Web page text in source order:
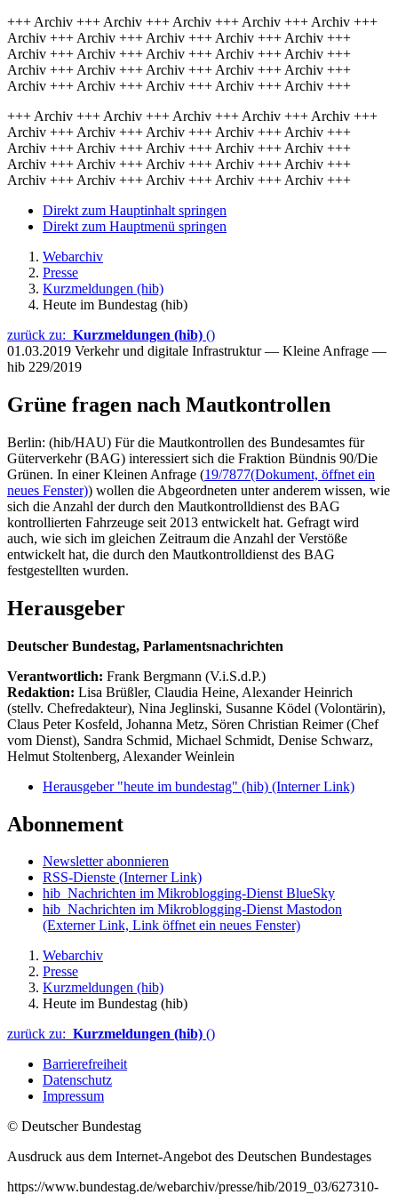
+++ Archiv +++ Archiv +++ Archiv +++ Archiv +++ Archiv +++
Archiv +++ Archiv +++ Archiv +++ Archiv +++ Archiv +++
Archiv +++ Archiv +++ Archiv +++ Archiv +++ Archiv +++
Archiv +++ Archiv +++ Archiv +++ Archiv +++ Archiv +++
Archiv +++ Archiv +++ Archiv +++ Archiv +++ Archiv +++
+++ Archiv +++ Archiv +++ Archiv +++ Archiv +++ Archiv +++
Archiv +++ Archiv +++ Archiv +++ Archiv +++ Archiv +++
Archiv +++ Archiv +++ Archiv +++ Archiv +++ Archiv +++
Archiv +++ Archiv +++ Archiv +++ Archiv +++ Archiv +++
Archiv +++ Archiv +++ Archiv +++ Archiv +++ Archiv +++
Direkt zum Hauptinhalt springen
Direkt zum Hauptmenü springen
Webarchiv
Presse
Kurzmeldungen (hib)
Heute im Bundestag (hib)
zurück zu: Kurzmeldungen (hib) ()
01.03.2019 Verkehr und digitale Infrastruktur — Kleine Anfrage —
hib 229/2019
Grüne fragen nach Mautkontrollen
Berlin: (hib/HAU) Für die Mautkontrollen des Bundesamtes für
Güterverkehr (BAG) interessiert sich die Fraktion Bündnis 90/Die
Grünen. In einer Kleinen Anfrage (19/7877(Dokument, öffnet ein
neues Fenster)) wollen die Abgeordneten unter anderem wissen, wie
sich die Anzahl der durch den Mautkontrolldienst des BAG
kontrollierten Fahrzeuge seit 2013 entwickelt hat. Gefragt wird
auch, wie sich im gleichen Zeitraum die Anzahl der Verstöße
entwickelt hat, die durch den Mautkontrolldienst des BAG
festgestellten wurden.
Herausgeber
Deutscher Bundestag, Parlamentsnachrichten
Verantwortlich: Frank Bergmann (V.i.S.d.P.)
Redaktion: Lisa Brüßler, Claudia Heine, Alexander Heinrich
(stellv. Chefredakteur), Nina Jeglinski, Susanne Ködel (Volontärin),
Claus Peter Kosfeld, Johanna Metz, Sören Christian Reimer (Chef
vom Dienst), Sandra Schmid, Michael Schmidt, Denise Schwarz,
Helmut Stoltenberg, Alexander Weinlein
Herausgeber "heute im bundestag" (hib) (Interner Link)
Abonnement
Newsletter abonnieren
RSS-Dienste (Interner Link)
hib_Nachrichten im Mikroblogging-Dienst BlueSky
hib_Nachrichten im Mikroblogging-Dienst Mastodon
(Externer Link, Link öffnet ein neues Fenster)
Webarchiv
Presse
Kurzmeldungen (hib)
Heute im Bundestag (hib)
zurück zu: Kurzmeldungen (hib) ()
Barrierefreiheit
Datenschutz
Impressum
© Deutscher Bundestag
Ausdruck aus dem Internet-Angebot des Deutschen Bundestages
https://www.bundestag.de/webarchiv/presse/hib/2019_03/627310-